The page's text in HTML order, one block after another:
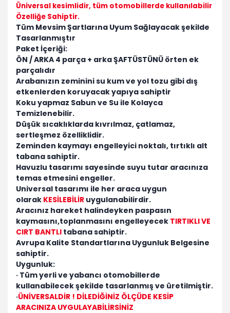
Üniversal kesimlidir, tüm otomobillerde kullanılabilir
Özelliğe Sahiptir.
Tüm Mevsim Şartlarına Uyum Sağlayacak şekilde
Tasarlanmıştır
Paket İçeriği:
ÖN / ARKA 4 parça + arka ŞAFTÜSTÜNÜ örten ek
parçalıdır
Arabanızın zeminini su kum ve yol tozu gibi dış
etkenlerden koruyacak yapıya sahiptir
Koku yapmaz Sabun ve Su ile Kolayca
Temizlenebilir.
Düşük sıcaklıklarda kıvrılmaz, çatlamaz,
sertleşmez özelliklidir.
Zeminden kaymayı engelleyici noktalı, tırtıklı alt
tabana sahiptir.
Havuzlu tasarımı sayesinde suyu tutar aracınıza
temas etmesini engeller.
Universal tasarımı ile her araca uygun
olarak KESİLEBİLİR uygulanabilirdir.
Aracınız hareket halindeyken paspasın
kaymasını,toplanmasını engelleyecek TIRTIKLI VE
CIRT BANTLI tabana sahiptir.
Avrupa Kalite Standartlarına Uygunluk Belgesine
sahiptir.
Uygunluk:
· Tüm yerli ve yabancı otomobillerde
kullanabilecek şekilde tasarlanmış ve üretilmiştir.
·ÜNİVERSALDİR ! DİLEDİĞİNİZ ÖLÇÜDE KESİP
ARACINIZA UYGULAYABİLİRSİNİZ